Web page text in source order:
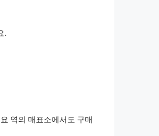
.
역의 매표소에서도 구매